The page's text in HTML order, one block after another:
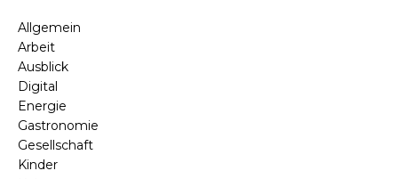
Allgemein
Arbeit
Ausblick
Digital
Energie
Gastronomie
Gesellschaft
Kinder